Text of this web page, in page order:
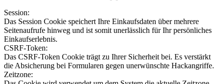
Session:
Das Session Cookie speichert Ihre Einkaufsdaten über mehrere
Seitenaufrufe hinweg und ist somit unerlässlich für Ihr persönliches
Einkaufserlebnis.
CSRF-Token:
Das CSRF-Token Cookie trägt zu Ihrer Sicherheit bei. Es verstärkt
die Absicherung bei Formularen gegen unerwünschte Hackangriffe.
Zeitzone: